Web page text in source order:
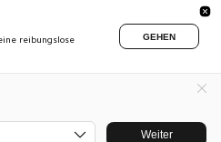
reibungslose
GEHEN
Weiter